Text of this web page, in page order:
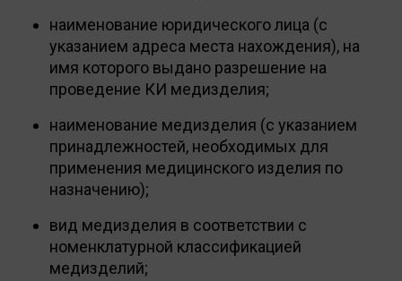
наименование юридического лица (с
указанием адреса места нахождения), на
имя которого выдано разрешение на
проведение КИ медизделия;
наименование медизделия (с указанием
принадлежностей, необходимых для
применения медицинского изделия по
назначению);
вид медизделия в соответствии с
номенклатурной классификацией
медизделий;